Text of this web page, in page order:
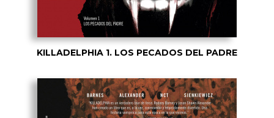
KILLADELPHIA 1. LOS PECADOS DEL PADRE